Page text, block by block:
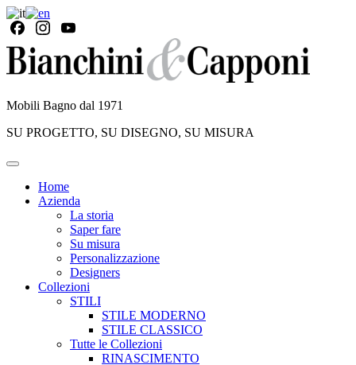
Mobili Bagno dal 1971
SU PROGETTO, SU DISEGNO, SU MISURA
Home
Azienda
La storia
Saper fare
Su misura
Personalizzazione
Designers
Collezioni
STILI
STILE MODERNO
STILE CLASSICO
Tutte le Collezioni
RINASCIMENTO